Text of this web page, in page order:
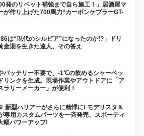
発のリベット補強まで自ら施工！」居酒屋マ
が作り上げた700馬力“カーボンケブラーGT-
は“現代のシルビア”になったのか!?」ドリ
金期を生きた達人、その答え
バッテリー不要で、-1℃の飲めるシャーベッ
リンクを生成。現場作業やアウトドアに「ア
ラリーメーカー」が便利！
新型ハリアーがさらに精悍に! モデリスタ＆
専用カスタムパーツを一斉発売、スポーティ
幅パワーアップ!